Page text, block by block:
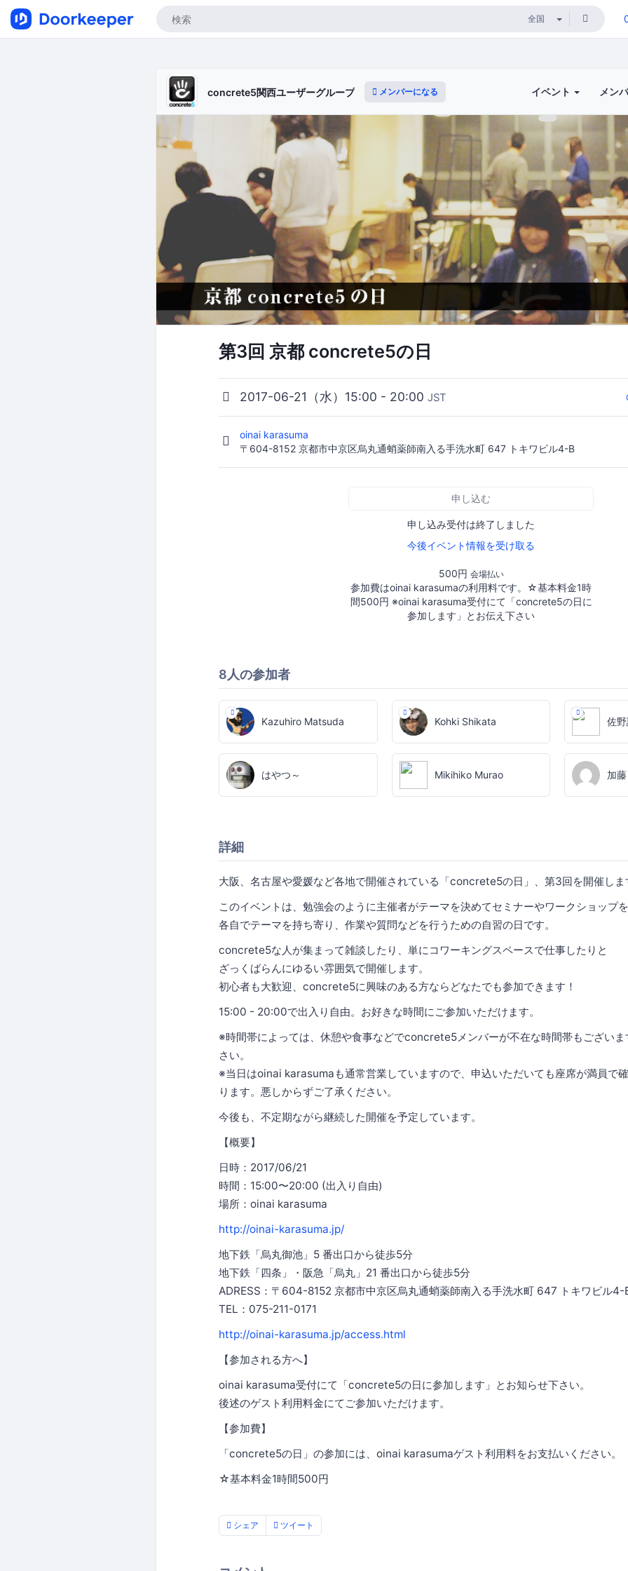
concrete5関西ユーザーグループ メンバーになる イベント メン
第3回 京都 concrete5の日
2017-06-21（水）15:00 - 20:00 JST
oinai karasuma
〒604-8152 京都市中京区烏丸通蛸薬師南入る手洗水町 647 トキワビル4-B
申し込む
申し込み受付は終了しました
今後イベント情報を受け取る
500円 会場払い
参加費はoinai karasumaの利用料です。☆基本料金1時
間500円 ※oinai karasuma受付にて「concrete5の日に
参加します」とお伝え下さい
8人の参加者
Kazuhiro Matsuda Kohki Shikata 佐
はやつ～ Mikihiko Murao 加
詳細
大阪、名古屋や愛媛など各地で開催されている「concrete5の日」、第3回を開催しま
このイベントは、勉強会のように主催者がテーマを決めてセミナーやワークショップ
各自でテーマを持ち寄り、作業や質問などを行うための自習の日です。
concrete5な人が集まって雑談したり、単にコワーキングスペースで仕事したりと
ざっくばらんにゆるい雰囲気で開催します。
初心者も大歓迎、concrete5に興味のある方ならどなたでも参加できます！
15:00 - 20:00で出入り自由。お好きな時間にご参加いただけます。
※時間帯によっては、休憩や食事などでconcrete5メンバーが不在な時間帯もござい
さい。
※当日はoinai karasumaも通常営業していますので、申込いただいても座席が満員で
ります。悪しからずご了承ください。
今後も、不定期ながら継続した開催を予定しています。
【概要】
日時：2017/06/21
時間：15:00〜20:00 (出入り自由)
場所：oinai karasuma
http://oinai-karasuma.jp/
地下鉄「烏丸御池」5 番出口から徒歩5分
地下鉄「四条」・阪急「烏丸」21 番出口から徒歩5分
ADRESS：〒604-8152 京都市中京区烏丸通蛸薬師南入る手洗水町 647 トキワビル4-
TEL：075-211-0171
http://oinai-karasuma.jp/access.html
【参加される方へ】
oinai karasuma受付にて「concrete5の日に参加します」とお知らせ下さい。
後述のゲスト利用料金にてご参加いただけます。
【参加費】
「concrete5の日」の参加には、oinai karasumaゲスト利用料をお支払いください。
☆基本料金1時間500円
シェア ツイート